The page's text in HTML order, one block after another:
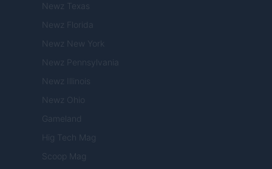
Newz Texas
Newz Florida
Newz New York
Newz Pennsylvania
Newz Illinois
Newz Ohio
Gameland
Hig Tech Mag
Scoop Mag